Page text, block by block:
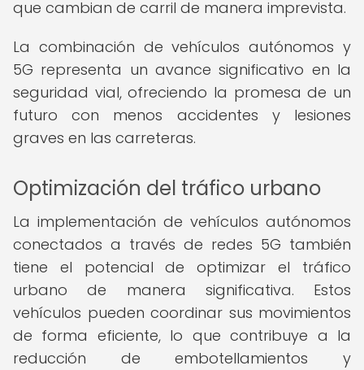
que cambian de carril de manera imprevista.
La combinación de vehículos autónomos y
5G representa un avance significativo en la
seguridad vial, ofreciendo la promesa de un
futuro con menos accidentes y lesiones
graves en las carreteras.
Optimización del tráfico urbano
La implementación de vehículos autónomos
conectados a través de redes 5G también
tiene el potencial de optimizar el tráfico
urbano de manera significativa. Estos
vehículos pueden coordinar sus movimientos
de forma eficiente, lo que contribuye a la
reducción de embotellamientos y